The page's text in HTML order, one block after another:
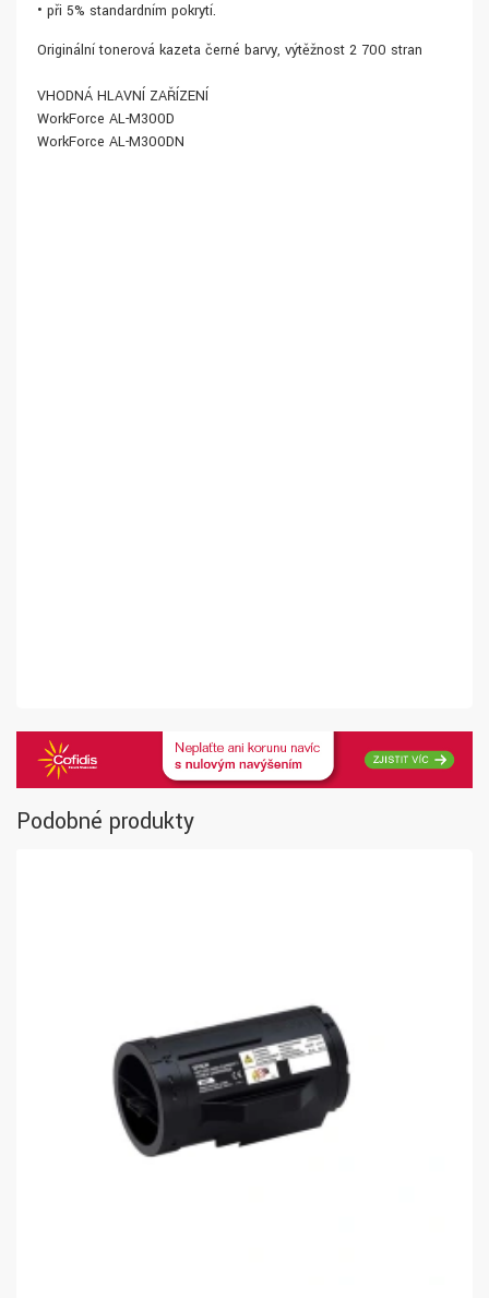
• při 5% standardním pokrytí.
Originální tonerová kazeta černé barvy, výtěžnost 2 700 stran
VHODNÁ HLAVNÍ ZAŘÍZENÍ
WorkForce AL-M300D
WorkForce AL-M300DN
Podobné produkty